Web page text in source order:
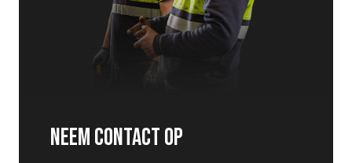
Neem contact op